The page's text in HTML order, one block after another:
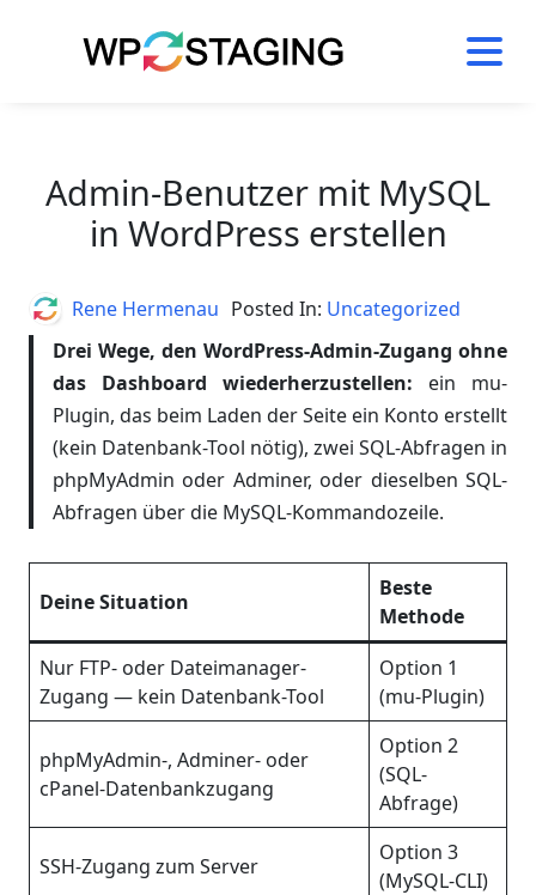
Admin-Benutzer mit MySQL
in WordPress erstellen
Drei Wege, den WordPress-Admin-Zugang ohne
das Dashboard wiederherzustellen: ein mu-
Plugin, das beim Laden der Seite ein Konto erstellt
(kein Datenbank-Tool nötig), zwei SQL-Abfragen in
phpMyAdmin oder Adminer, oder dieselben SQL-
Abfragen über die MySQL-Kommandozeile.
Deine Situation
Beste
Methode
Nur FTP- oder Dateimanager-
Zugang — kein Datenbank-Tool
Option 1
(mu-Plugin)
phpMyAdmin-, Adminer- oder
cPanel-Datenbankzugang
Option 2
(SQL-
Abfrage)
SSH-Zugang zum Server
Option 3
(MySQL-CLI)
AuthorRene Hermenau Posted In: Uncategorized